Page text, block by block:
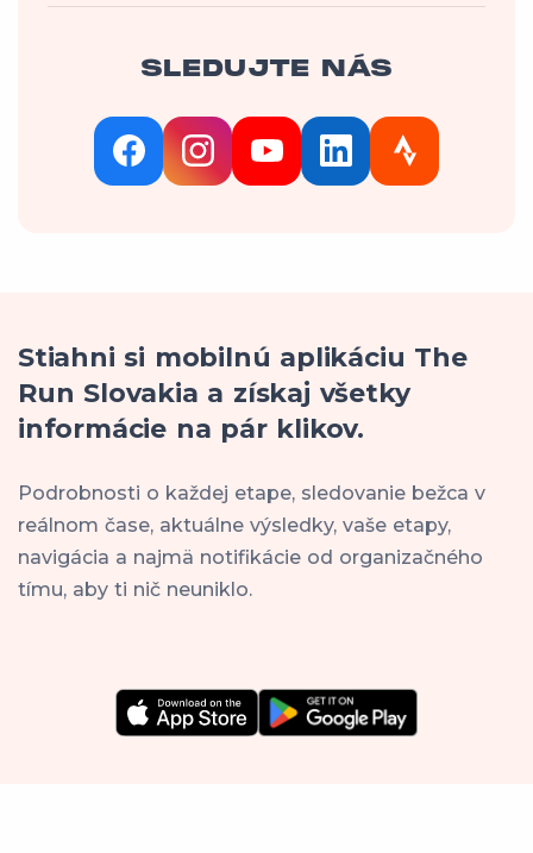
SLEDUJTE NÁS
Stiahni si mobilnú aplikáciu The
Run Slovakia a získaj všetky
informácie na pár klikov.
Podrobnosti o každej etape, sledovanie bežca v
reálnom čase, aktuálne výsledky, vaše etapy,
navigácia a najmä notifikácie od organizačného
tímu, aby ti nič neuniklo.